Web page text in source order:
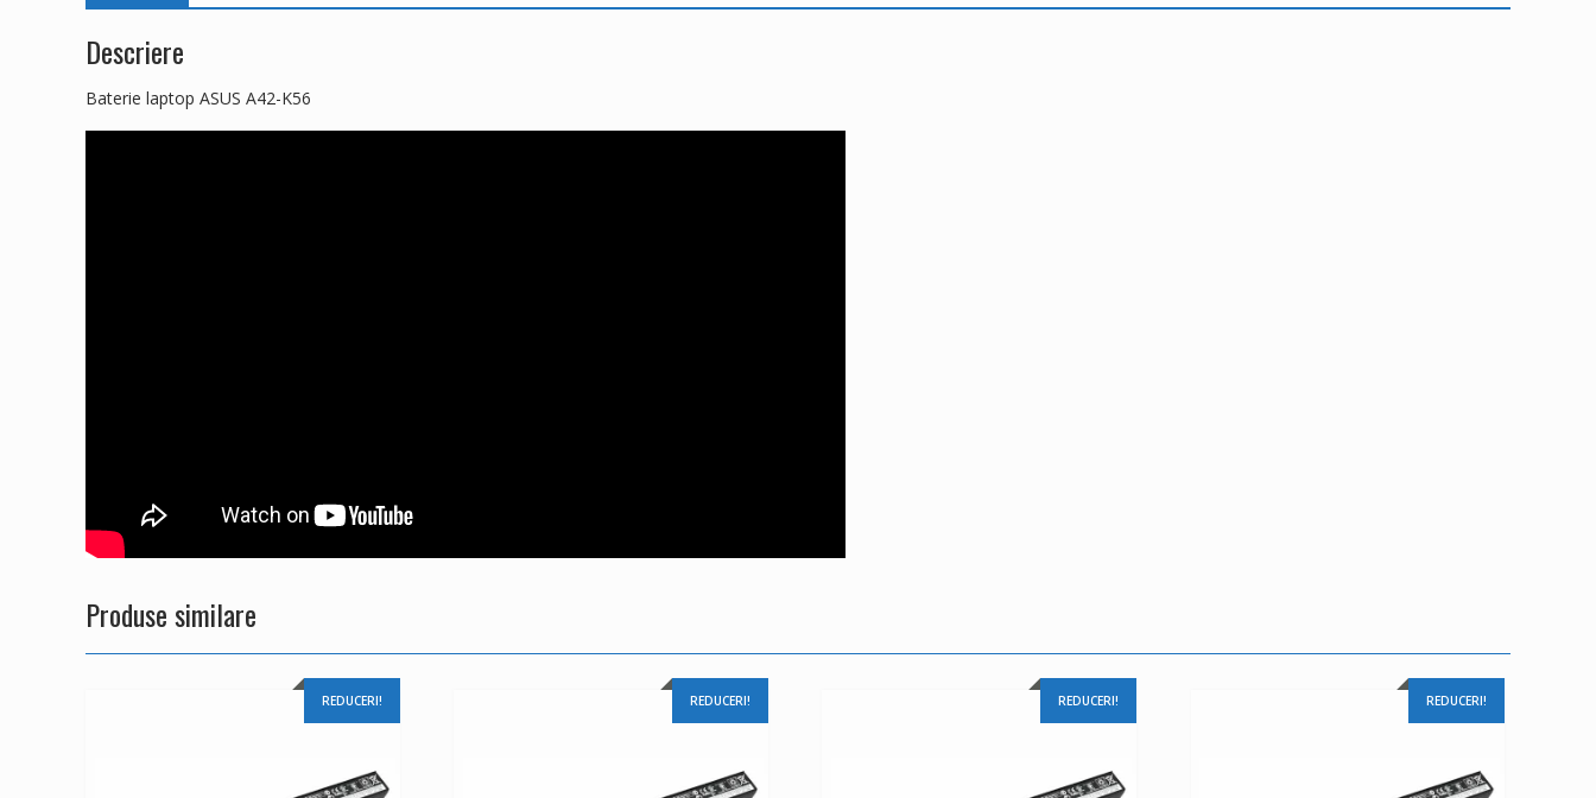
Descriere
Baterie laptop ASUS A42-K56
Produse similare
REDUCERI! REDUCERI! REDUCERI! REDUCERI!